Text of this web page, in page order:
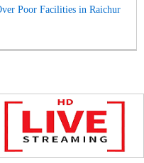
Poor Facilities in Raichur